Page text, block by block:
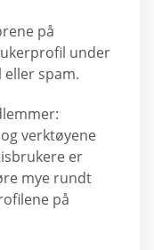
på
under
spam.
verktøyene
er
mye rundt
på